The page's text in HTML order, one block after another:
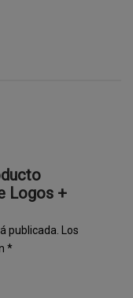
Logos +
publicada.
Los
*